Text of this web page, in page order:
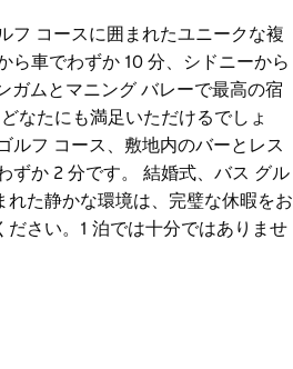
フ コースに囲まれたユニークな複
ら車でわずか 10 分、シドニーから
ガムとマニング バレーで最高の宿
なたにも満足いただけるでしょ
ルフ コース、敷地内のバーとレス
ずか 2 分です。 結婚式、バス グル
た静かな環境は、完璧な休暇をお
さい。1 泊では十分ではありませ
車でわずか 10 分、シドニーから